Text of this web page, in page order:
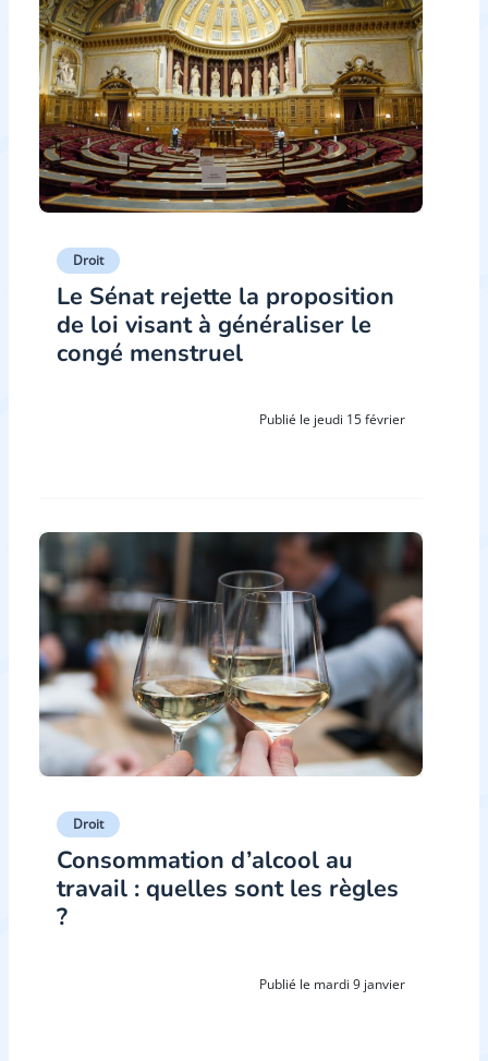
Droit
Le Sénat rejette la proposition
de loi visant à généraliser le
congé menstruel
Publié le jeudi 15 février
Droit
Consommation d’alcool au
travail : quelles sont les règles
?
Publié le mardi 9 janvier